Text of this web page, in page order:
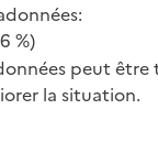
%)
peut
la situation.